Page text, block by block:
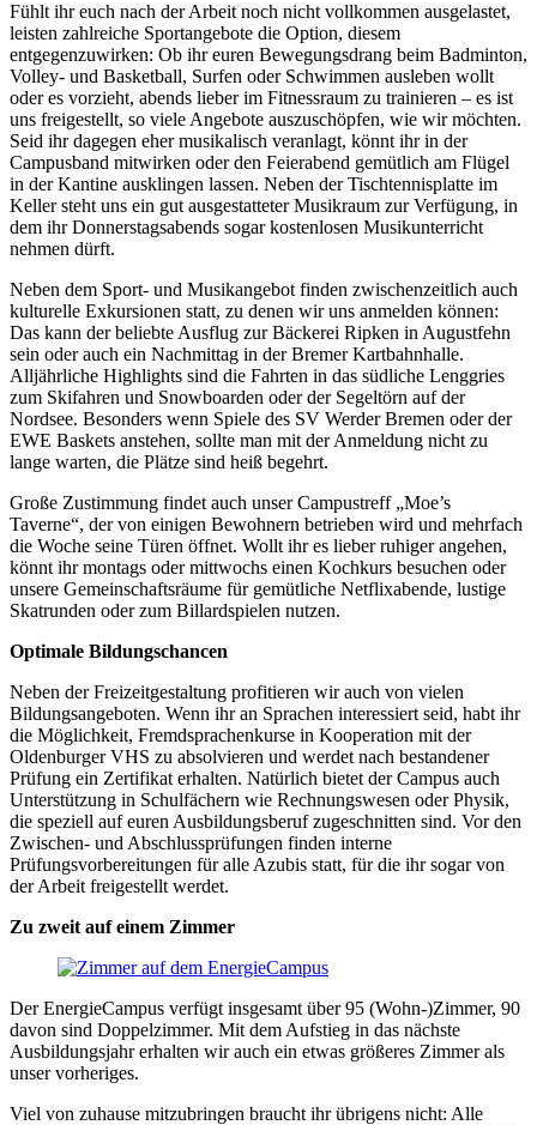
Fühlt ihr euch nach der Arbeit noch nicht vollkommen ausgelastet,
leisten zahlreiche Sportangebote die Option, diesem
entgegenzuwirken: Ob ihr euren Bewegungsdrang beim Badminton,
Volley- und Basketball, Surfen oder Schwimmen ausleben wollt
oder es vorzieht, abends lieber im Fitnessraum zu trainieren – es ist
uns freigestellt, so viele Angebote auszuschöpfen, wie wir möchten.
Seid ihr dagegen eher musikalisch veranlagt, könnt ihr in der
Campusband mitwirken oder den Feierabend gemütlich am Flügel
in der Kantine ausklingen lassen. Neben der Tischtennisplatte im
Keller steht uns ein gut ausgestatteter Musikraum zur Verfügung, in
dem ihr Donnerstagsabends sogar kostenlosen Musikunterricht
nehmen dürft.
Neben dem Sport- und Musikangebot finden zwischenzeitlich auch
kulturelle Exkursionen statt, zu denen wir uns anmelden können:
Das kann der beliebte Ausflug zur Bäckerei Ripken in Augustfehn
sein oder auch ein Nachmittag in der Bremer Kartbahnhalle.
Alljährliche Highlights sind die Fahrten in das südliche Lenggries
zum Skifahren und Snowboarden oder der Segeltörn auf der
Nordsee. Besonders wenn Spiele des SV Werder Bremen oder der
EWE Baskets anstehen, sollte man mit der Anmeldung nicht zu
lange warten, die Plätze sind heiß begehrt.
Große Zustimmung findet auch unser Campustreff „Moe’s
Taverne“, der von einigen Bewohnern betrieben wird und mehrfach
die Woche seine Türen öffnet. Wollt ihr es lieber ruhiger angehen,
könnt ihr montags oder mittwochs einen Kochkurs besuchen oder
unsere Gemeinschaftsräume für gemütliche Netflixabende, lustige
Skatrunden oder zum Billardspielen nutzen.
Optimale Bildungschancen
Neben der Freizeitgestaltung profitieren wir auch von vielen
Bildungsangeboten. Wenn ihr an Sprachen interessiert seid, habt ihr
die Möglichkeit, Fremdsprachenkurse in Kooperation mit der
Oldenburger VHS zu absolvieren und werdet nach bestandener
Prüfung ein Zertifikat erhalten. Natürlich bietet der Campus auch
Unterstützung in Schulfächern wie Rechnungswesen oder Physik,
die speziell auf euren Ausbildungsberuf zugeschnitten sind. Vor den
Zwischen- und Abschlussprüfungen finden interne
Prüfungsvorbereitungen für alle Azubis statt, für die ihr sogar von
der Arbeit freigestellt werdet.
Zu zweit auf einem Zimmer
Der EnergieCampus verfügt insgesamt über 95 (Wohn-)Zimmer, 90
davon sind Doppelzimmer. Mit dem Aufstieg in das nächste
Ausbildungsjahr erhalten wir auch ein etwas größeres Zimmer als
unser vorheriges.
Viel von zuhause mitzubringen braucht ihr übrigens nicht: Alle